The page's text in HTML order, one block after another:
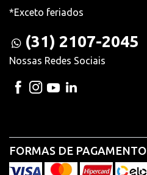
*Exceto feriados
(31) 2107-2045
Nossas Redes Sociais
FORMAS DE PAGAMENTO